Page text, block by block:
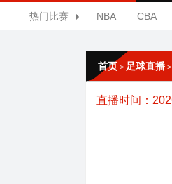
热门比赛 NBA CBA
首页 > 足球直播 >
直播时间：